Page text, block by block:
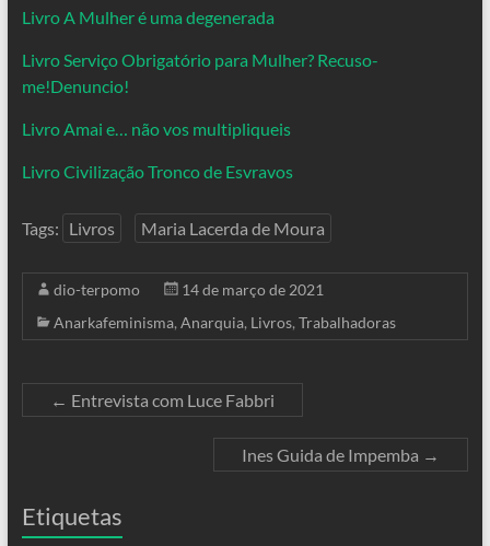
Livro A Mulher é uma degenerada
Livro Serviço Obrigatório para Mulher? Recuso-
me!Denuncio!
Livro Amai e… não vos multipliqueis
Livro Civilização Tronco de Esvravos
Tags: Livros Maria Lacerda de Moura
dio-terpomo
14 de março de 2021
Anarkafeminisma, Anarquia, Livros, Trabalhadoras
← Entrevista com Luce Fabbri
Ines Guida de Impemba →
Etiquetas